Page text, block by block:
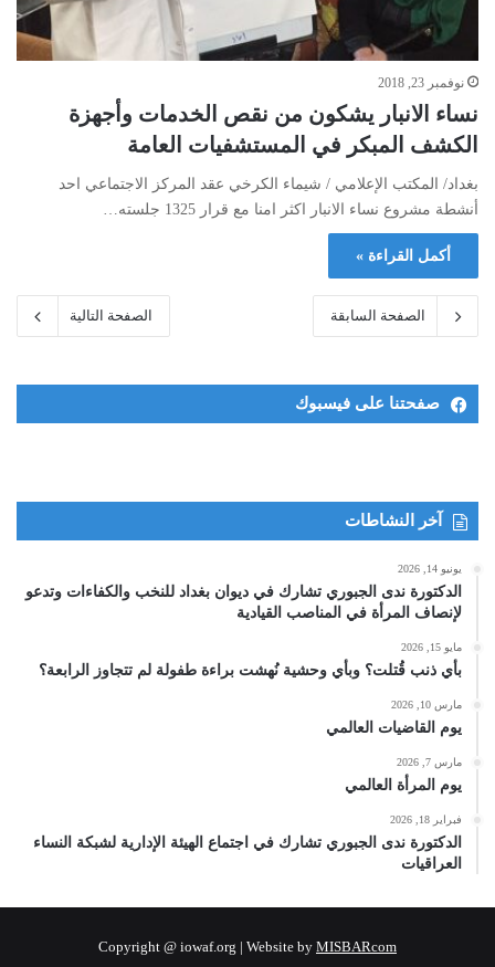
نوفمبر 23, 2018
نساء الانبار يشكون من نقص الخدمات وأجهزة
الكشف المبكر في المستشفيات العامة
بغداد/ المكتب الإعلامي / شيماء الكرخي عقد المركز الاجتماعي احد
أنشطة مشروع نساء الانبار اكثر امنا مع قرار 1325 جلسته…
أكمل القراءة »
الصفحة السابقة الصفحة التالية
صفحتنا على فيسبوك
آخر النشاطات
يونيو 14, 2026
الدكتورة ندى الجبوري تشارك في ديوان بغداد للنخب والكفاءات وتدعو
لإنصاف المرأة في المناصب القيادية
مايو 15, 2026
بأي ذنب قُتلت؟ وبأي وحشية نُهشت براءة طفولة لم تتجاوز الرابعة؟
مارس 10, 2026
يوم القاضيات العالمي
مارس 7, 2026
يوم المرأة العالمي
فبراير 18, 2026
الدكتورة ندى الجبوري تشارك في اجتماع الهيئة الإدارية لشبكة النساء
العراقيات
Copyright @ iowaf.org | Website by MISBARcom